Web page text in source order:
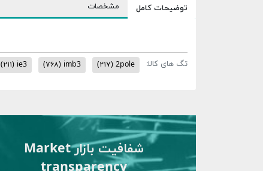
توضیحات کامل مشخصات
تگ های کالا: 2pole (۲۱۷) imb3 (۷۶۸) ie3 (۲۱۱)
شفافیت بازار Market